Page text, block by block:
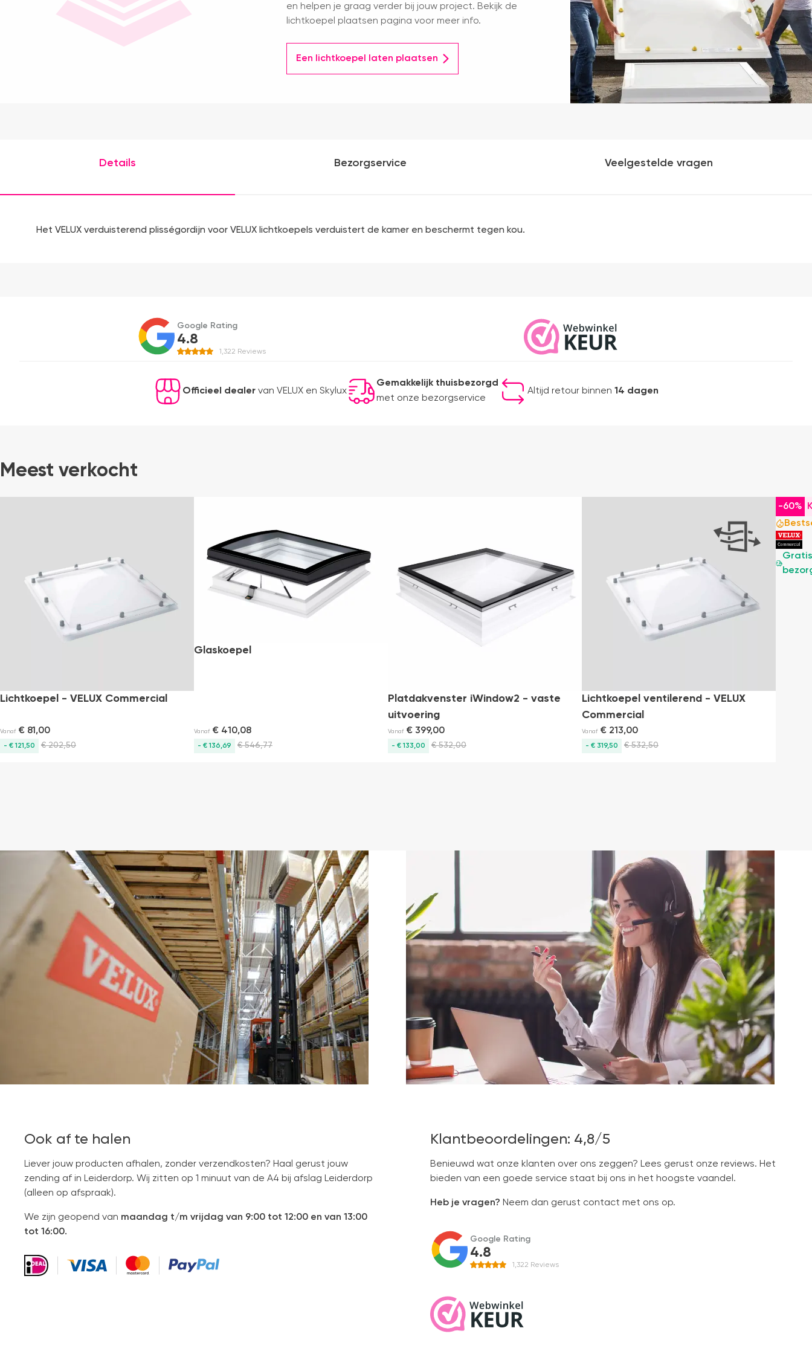
en helpen je graag verder bij jouw project. Bekijk de
lichtkoepel plaatsen pagina voor meer info.
Een lichtkoepel laten plaatsen
Details Bezorgservice Veelgestelde vragen
Het VELUX verduisterend plisségordijn voor VELUX lichtkoepels verduistert de kamer en beschermt tegen kou.
Google Rating
4.8
1,322 Reviews
Officieel dealer van VELUX en Skylux
Gemakkelijk thuisbezorgd
met onze bezorgservice
Altijd retour binnen 14 dagen
Meest verkocht
Gratis
bezorging
Lichtkoepel - VELUX Commercial
Vanaf € 81,00
- € 121,50 €202,50
bezorging
Glaskoepel
Vanaf € 410,08
- € 136,69 €546,77
Platdakvenster iWindow2 - vaste
uitvoering
Vanaf € 399,00
- € 133,00 €532,00
-60%
Gratis
Lichtkoepel ventilerend - VELUX
Commercial
Vanaf € 213,00
- € 319,50 €532,50
Ook af te halen
Liever jouw producten afhalen, zonder verzendkosten? Haal gerust jouw
zending af in Leiderdorp. Wij zitten op 1 minuut van de A4 bij afslag Leiderdorp
(alleen op afspraak).
We zijn geopend van maandag t/m vrijdag van 9:00 tot 12:00 en van 13:00
tot 16:00.
Klantbeoordelingen: 4,8/5
Benieuwd wat onze klanten over ons zeggen? Lees gerust onze reviews. Het
bieden van een goede service staat bij ons in het hoogste vaandel.
Heb je vragen? Neem dan gerust contact met ons op.
Google Rating
4.8
1,322 Reviews